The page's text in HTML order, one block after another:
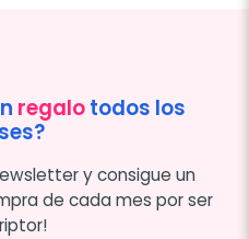
regalotodos los
y consigue un
de cada mes por ser